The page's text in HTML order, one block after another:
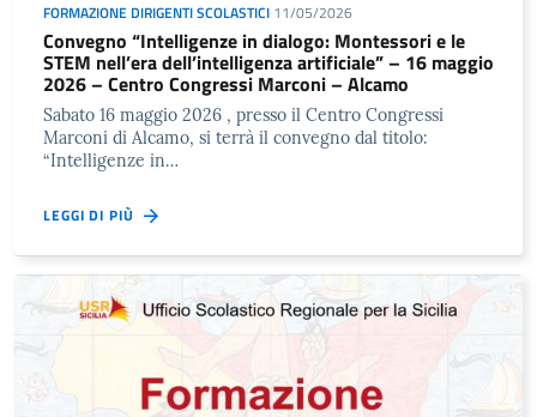
FORMAZIONE DIRIGENTI SCOLASTICI 11/05/2026
Convegno “Intelligenze in dialogo: Montessori e le
STEM nell’era dell’intelligenza artificiale” – 16 maggio
2026 – Centro Congressi Marconi – Alcamo
Sabato 16 maggio 2026 , presso il Centro Congressi
Marconi di Alcamo, si terrà il convegno dal titolo:
“Intelligenze in…
LEGGI DI PIÙ